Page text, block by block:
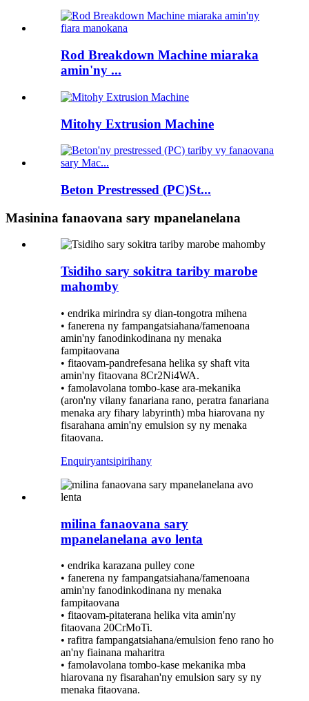
Rod Breakdown Machine miaraka
amin'ny ...
Mitohy Extrusion Machine
Beton Prestressed (PC)St...
Masinina fanaovana sary mpanelanelana
Tsidiho sary sokitra tariby marobe
mahomby
• endrika mirindra sy dian-tongotra mihena
• fanerena ny fampangatsiahana/famenoana
amin'ny fanodinkodinana ny menaka
fampitaovana
• fitaovam-pandrefesana helika sy shaft vita
amin'ny fitaovana 8Cr2Ni4WA.
• famolavolana tombo-kase ara-mekanika
(aron'ny vilany fanariana rano, peratra fanariana
menaka ary fihary labyrinth) mba hiarovana ny
fisarahana amin'ny emulsion sy ny menaka
fitaovana.
Enquiryantsipirihany
milina fanaovana sary
mpanelanelana avo lenta
• endrika karazana pulley cone
• fanerena ny fampangatsiahana/famenoana
amin'ny fanodinkodinana ny menaka
fampitaovana
• fitaovam-pitaterana helika vita amin'ny
fitaovana 20CrMoTi.
• rafitra fampangatsiahana/emulsion feno rano ho
an'ny fiainana maharitra
• famolavolana tombo-kase mekanika mba
hiarovana ny fisarahan'ny emulsion sary sy ny
menaka fitaovana.